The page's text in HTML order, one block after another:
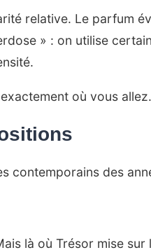
relative. Le parfum
» : on utilise
où vous allez.
contemporains des
là où Trésor mise